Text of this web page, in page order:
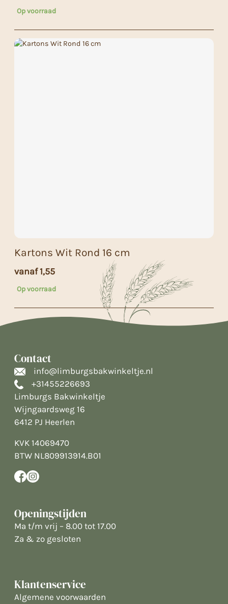
Op voorraad
Kartons Wit Rond 16 cm
vanaf1,55
Op voorraad
Contact
info@limburgsbakwinkeltje.nl
+31455226693
Limburgs Bakwinkeltje
Wijngaardsweg 16
6412 PJ Heerlen
KVK 14069470
BTW NL809913914.B01
Openingstijden
Ma t/m vrij – 8.00 tot 17.00
Za & zo gesloten
Klantenservice
Algemene voorwaarden